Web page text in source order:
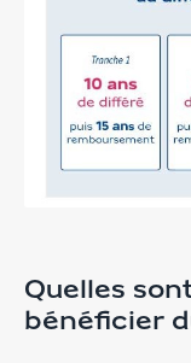
Quelles
bénéficier